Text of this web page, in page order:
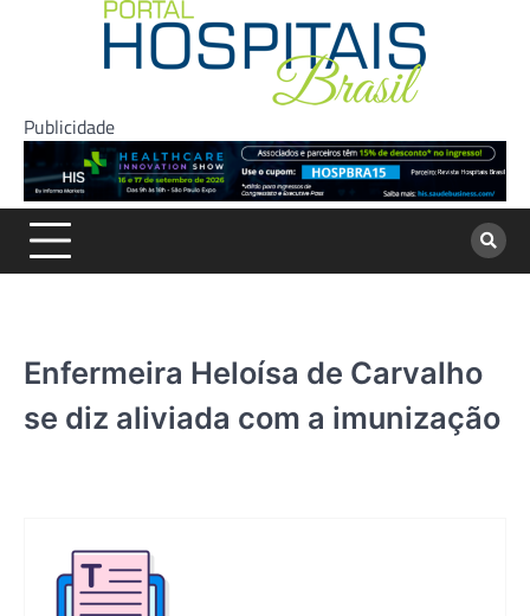
Publicidade
Enfermeira Heloísa de Carvalho
se diz aliviada com a imunização